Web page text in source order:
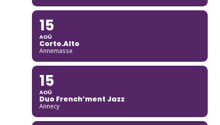
15
AOÛ
Corto.Alto
Annemasse
15
AOÛ
Duo French’ment Jazz
Annecy